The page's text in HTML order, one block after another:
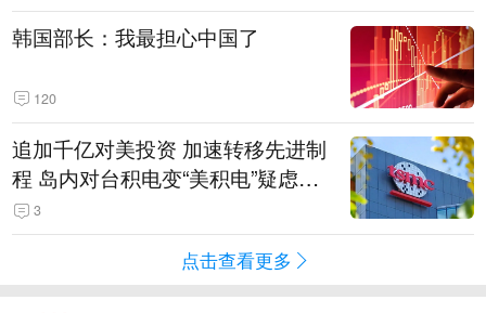
韩国部长：我最担心中国了
120
追加千亿对美投资 加速转移先进制
程 岛内对台积电变“美积电”疑虑担
忧加剧
3
点击查看更多